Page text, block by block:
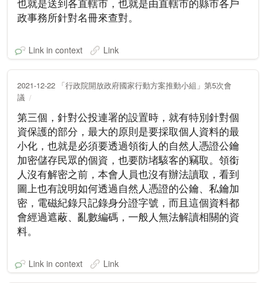
也就是送到各直轄市，也就是由直轄市的縣市各戶
政事務所針對名冊來查對。
Link in context Link
2021-12-22 「行政院開放政府國家行動方案推動小組」第5次會
議
第三個，針對公投連署的設置時，就有特別針對個
資保護的部分，最大的原則是要採取個人資料的最
小化，也就是必須要透過領銜人的自然人憑證公鑰
加密儲存民眾的個資，也要防堵駭客的竊取。領銜
人沒有解密之前，本會人員也沒有辦法讀取，看到
圖上也有說明如何透過自然人憑證的公鑰、私鑰加
密，電磁紀錄只記錄身分證字號，而且這個資料都
會經過遮蔽、亂數編碼，一般人無法解讀相關的資
料。
Link in context Link